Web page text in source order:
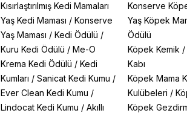
Kısırlaştırılmış Kedi Mamaları
Yaş Kedi Maması / Konserve
Yaş Maması / Kedi Ödülü /
Kuru Kedi Ödülü / Me-O
Krema Kedi Ödülü / Kedi
Kumları / Sanicat Kedi Kumu /
Ever Clean Kedi Kumu /
Lindocat Kedi Kumu / Akıllı
Konserve
Yaş Köpek
Ödülü
Köpek Kemik
Kabı
Köpek Mama
Kulübeleri /
Köpek